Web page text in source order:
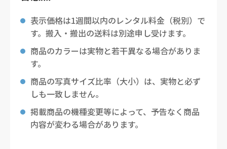
表示価格は1週間以内のレンタル料金（税別）で
す。搬入・搬出の送料は別途申し受けます。
商品のカラーは実物と若干異なる場合がありま
す。
商品の写真サイズ比率（大小）は、実物と必ず
しも一致しません。
掲載商品の機種変更等によって、予告なく商品
内容が変わる場合があります。